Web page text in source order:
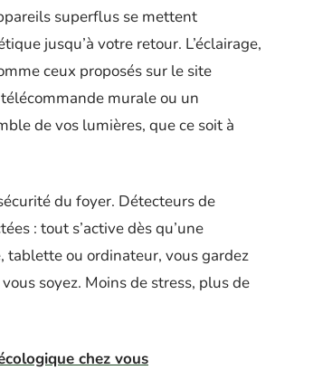
superflus se mettent
jusqu’à votre retour. L’éclairage,
ceux proposés sur le site
murale ou un
de vos lumières, que ce soit à
du foyer. Détecteurs de
: tout s’active dès qu’une
tablette ou ordinateur, vous gardez
soyez. Moins de stress, plus de
chez vous